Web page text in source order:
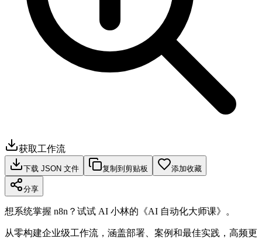
获取工作流
下载 JSON 文件 复制到剪贴板 添加收藏
分享
想系统掌握 n8n？试试 AI 小林的《AI 自动化大师课》。
从零构建企业级工作流，涵盖部署、案例和最佳实践，高频更